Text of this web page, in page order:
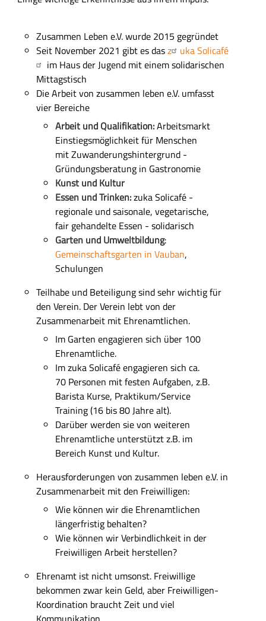
Zusammen Leben e.V.wurde 2015 gegründet
Seit November 2021 gibt es dasz uka Solicafé
im Haus der Jugend mit einem solidarischen
Mittagstisch
Die Arbeit von zusammen leben e.V. umfasst
vierBereiche
Arbeit und Qualifikation:Arbeitsmarkt
Einstiegsmöglichkeit für Menschen
mit Zuwanderungshintergrund -
Gründungsberatung in Gastronomie
Kunst und Kultur
Essen und Trinken:zuka Solicafé -
regionale und saisonale, vegetarische,
fair gehandelte Essen - solidarisch
Garten und Umweltbildung:
Gemeinschaftsgarten in Vauban,
Schulungen
Teilhabe und Beteiligung sind sehr wichtig für
den Verein. Der Verein lebt von der
Zusammenarbeit mit Ehrenamtlichen.
Im Garten engagieren sich über 100
Ehrenamtliche.
Im zuka Solicaféengagieren sich ca.
70 Personen mit festen Aufgaben, z.B.
Barista Kurse, Praktikum/Service
Training (16 bis80 Jahre alt).
Darüber werden sie von weiteren
Ehrenamtliche unterstütztz.B. im
Bereich Kunst und Kultur.
Herausforderungen von zusammen leben e.V. in
Zusammenarbeit mit den Freiwilligen:
Wie können wir die Ehrenamtlichen
längerfristig behalten?
Wie können wir Verbindlichkeit in der
Freiwilligen Arbeit herstellen?
Ehrenamtist nicht umsonst. Freiwillige
bekommen zwar kein Geld, aber Freiwilligen-
Koordination brauchtZeit undviel